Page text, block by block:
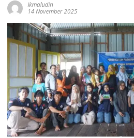
Ikmaludin
14 November 2025